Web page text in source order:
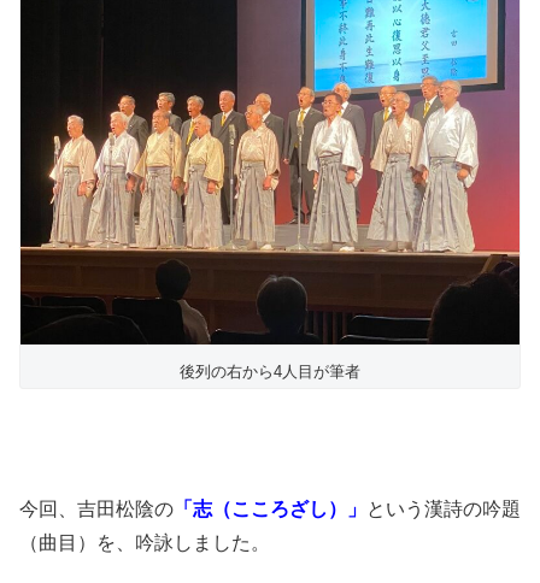
後列の右から4人目が筆者
今回、吉田松陰の 「志（こころざし）」 という漢詩の吟題
（曲目）を、吟詠しました。